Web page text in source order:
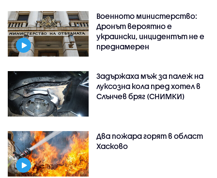
Военното министерство:
Дронът вероятно е
украински, инцидентът не е
преднамерен
Задържаха мъж за палеж на
луксозна кола пред хотел в
Слънчев бряг (СНИМКИ)
Два пожара горят в област
Хасково